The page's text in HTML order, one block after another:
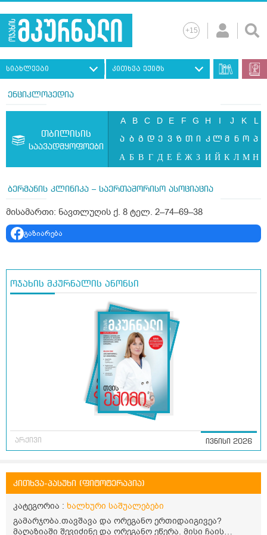
სიახლეები კითხვა ექიმს
ენციკლოპედია
თბილისის
საავადმყოფოები
A B C D E F G H I J K L
ა ბ გ დ ე ვ ზ თ ი კ ლ მ ნ ო პ
А Б В Г Д Е Ё Ж З И Й К Л М Н
ბერმანის კლინიკა – საერთაშორისო ასოციაცია
მისამართი: ნავთლუღის ქ. 8 ტელ. 2–74–69–38
გაზიარება
ოჯახის მკურნალის ანონსი
არქივი ივნისი 2026
კითხვა-პასუხი (ფიტოტერაპია)
კატეგორია : ხალხური საშუალებები
გამარჯობა.თავშავა და ორეგანო ერთიდაიგივეა?
მაღაზიაში შევიძინე და ორეგანო ეწერა. მისი ჩაის